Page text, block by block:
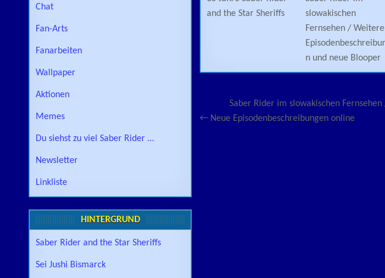
and the Star Sheriffs
slowakischen
Fernsehen / Weitere
n und neue Blooper
Beitragsnavigation
Saber Rider im slowakischen
← Neue Episodenbeschreibungen online
Chat
Fan-Arts
Fanarbeiten
Wallpaper
Aktionen
Memes
Du siehst zu viel Saber Rider …
Newsletter
Linkliste
HINTERGRUND
Saber Rider and the Star Sheriffs
Sei Jushi Bismarck